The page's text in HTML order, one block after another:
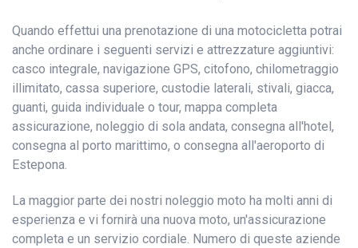
Quando effettui una prenotazione di una motocicletta potrai
anche ordinare i seguenti servizi e attrezzature aggiuntivi:
casco integrale, navigazione GPS, citofono, chilometraggio
illimitato, cassa superiore, custodie laterali, stivali, giacca,
guanti, guida individuale o tour, mappa completa
assicurazione, noleggio di sola andata, consegna all'hotel,
consegna al porto marittimo, o consegna all'aeroporto di
Estepona.
La maggior parte dei nostri noleggio moto ha molti anni di
esperienza e vi fornirà una nuova moto, un'assicurazione
completa e un servizio cordiale. Numero di queste aziende